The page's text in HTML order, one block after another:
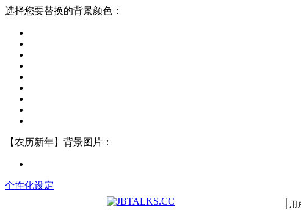
选择您要替换的背景颜色：
【农历新年】背景图片：
个性化设定